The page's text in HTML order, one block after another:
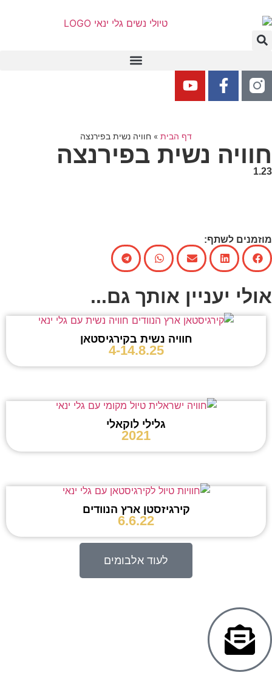
דף הבית » חוויה נשית בפירנצה
חוויה נשית בפירנצה
1.23
מוזמנים לשתף:
אולי יעניין אותך גם...
חוויה נשית בקירגיסטאן
4-14.8.25
גלילי לוקאלי
2021
קירגיזסטן ארץ הנוודים
6.6.22
לעוד אלבומים